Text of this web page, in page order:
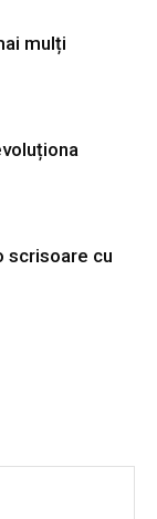
mulți
scrisoare cu